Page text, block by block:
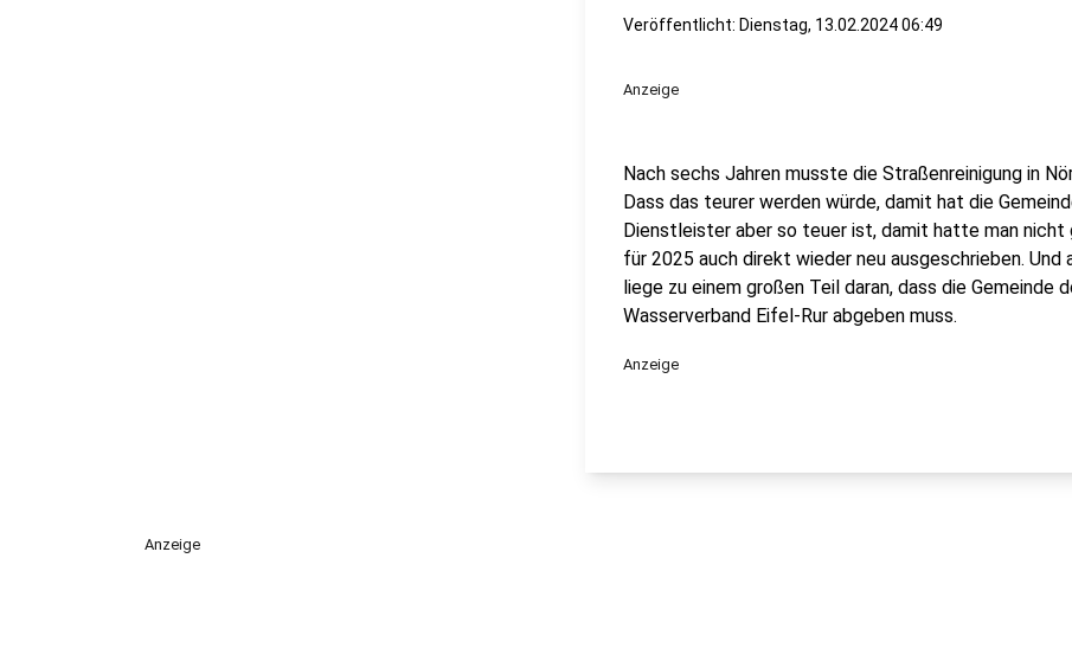
Veröffentlicht: Dienstag, 13.02.2024 06:49
Anzeige
Nach sechs Jahren musste die Straßenreinigung in
Dass das teurer werden würde, damit hat die
Dienstleister aber so teuer ist, damit hatte man nicht
für 2025 auch direkt wieder neu ausgeschrieben. Und
liege zu einem großen Teil daran, dass die Gemeinde
Wasserverband Eifel-Rur abgeben muss.
Anzeige
Anzeige